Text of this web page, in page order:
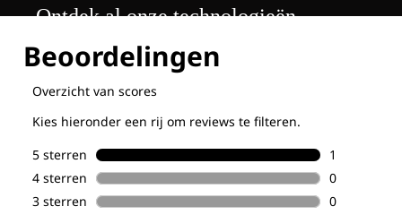
Ontdek al onze technologieën